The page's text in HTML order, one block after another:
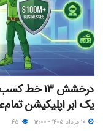
یک ابر اپلیکیشن